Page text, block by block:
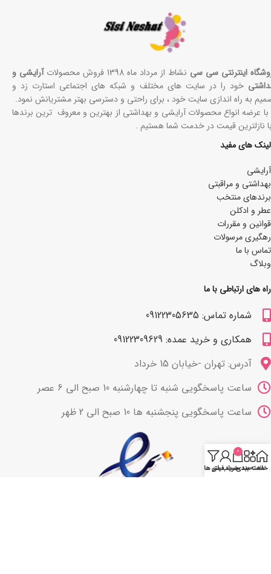
اینترنتی سی سی نشاط از مرداد ماه 1398 فروش محصولات
آرایشی و
خود را در سایت های مختلف و شبکه های اجتماعی استارت زد و
به راه اندازی سایت خود ، برای راحتی و دسترسی بهتر مشتریانش نمود.
با عرضه انواع محصولات آرایشی و بهداشتی از بهترین و معروف ترین برندها
نازلترین قیمت در خدمت شما هستیم .
لینک های مفید
آرایشی
بھداشتی و مراقبتی
برندهای منتخب
عطر و ادکلن
قوانین و مقررات
رهگیری مرسولات
تماس با ما
وبلاگ
راه های ارتباطی با ما
شماره تماس: 09122305635
همکاری و خرید عمده: 09122309629
آدرس: تهران -خیابان 15 خرداد
ساعت پاسخگویی شنبه تا چهارشنبه 10 صبح الی 6 عصر
ساعت پاسخگویی پنجشنبه ها 10 صبح الی 2 ظهر
خانه
دسته بندی
0
سبد خرید
حساب من
فیلتر ها